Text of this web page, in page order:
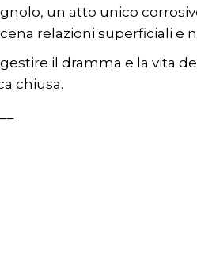
un atto unico
relazioni superficiali e
il dramma e la vita
chiusa.